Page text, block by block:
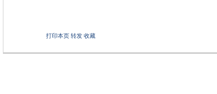
打印本页 转发 收藏